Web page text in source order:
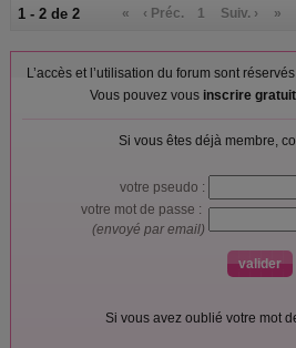
1 - 2 de 2 « ‹ Préc. 1 Suiv. › »
L’accès et l’utilisation du forum sont
Vous pouvez vous inscrire
Si vous êtes déjà membre,
votre pseudo :
votre mot de passe :
(envoyé par email)
Si vous avez oublié votre mot